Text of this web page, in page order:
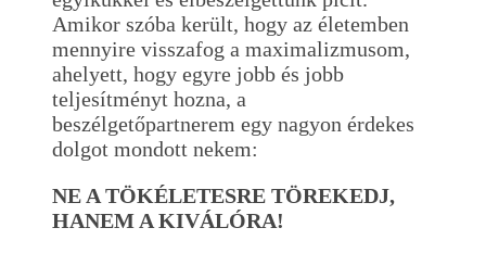
Amikor szóba került, hogy az életemben
mennyire visszafog a maximalizmusom,
ahelyett, hogy egyre jobb és jobb
teljesítményt hozna, a
beszélgetőpartnerem egy nagyon érdekes
dolgot mondott nekem:
NE A TÖKÉLETESRE TÖREKEDJ,
HANEM A KIVÁLÓRA!